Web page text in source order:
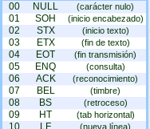
00 NULL (carácter nulo)
01 SOH (inicio encabezado)
02 STX (inicio texto)
03 ETX (fin de texto)
04 EOT (fin transmisión)
05 ENQ (consulta)
06 ACK (reconocimiento)
07 BEL (timbre)
08 BS (retroceso)
09 HT (tab horizontal)
10 LF (nueva línea)